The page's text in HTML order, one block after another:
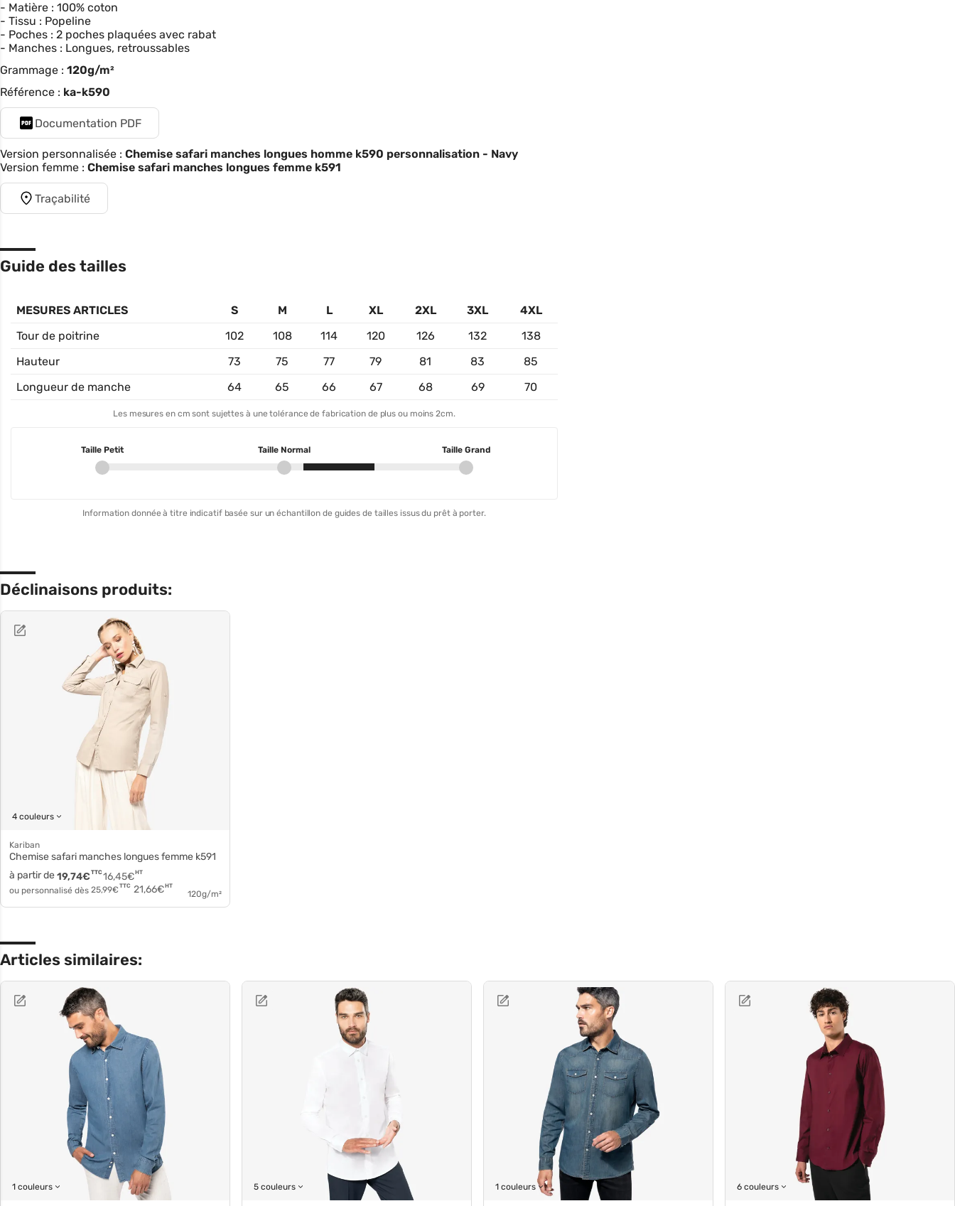
- Matière : 100% coton
- Tissu : Popeline
- Poches : 2 poches plaquées avec rabat
- Manches : Longues, retroussables
Grammage : 120g/m²
Référence : ka-k590
Documentation PDF
Version personnalisée : Chemise safari manches longues homme k590 personnalisation - Navy
Version femme : Chemise safari manches longues femme k591
Traçabilité
Guide des tailles
MESURES ARTICLES S M L XL 2XL 3XL
4XL
Tour de poitrine
102 108 114 120 126 132
138
Hauteur
73 75 77 79 81 83
85
Longueur de manche
64 65 66 67 68 69 70
Les mesures en cm sont sujettes à une tolérance de fabrication de plus ou moins 2cm.
Taille Petit Taille Normal Taille Grand
Information donnée à titre indicatif basée sur un échantillon de guides de tailles issus du prêt à porter.
Déclinaisons produits:
4 couleurs
Kariban
Chemise safari manches longues femme k591
à partir de
16,45€HT
19,74€ TTC
ou personnalisé dès 25,99€ TTC 21,66€HT
120g/m²
Articles similaires:
1 couleurs 5 couleurs 1 couleurs 6 couleurs